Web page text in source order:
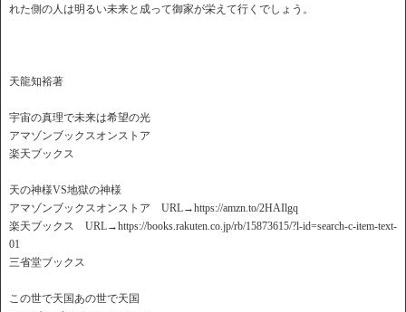
れた側の人は明るい未来と成って御家が栄えて行くでしょう。
天龍知裕著
宇宙の真理で未来は希望の光
アマゾンブックスオンストア
楽天ブックス
天の神様VS地獄の神様
アマゾンブックスオンストア URL→https://amzn.to/2HAIlgq
楽天ブックス URL→https://books.rakuten.co.jp/rb/15873615/?l-id=search-c-item-text-
01
三省堂ブックス
この世で天国あの世で天国